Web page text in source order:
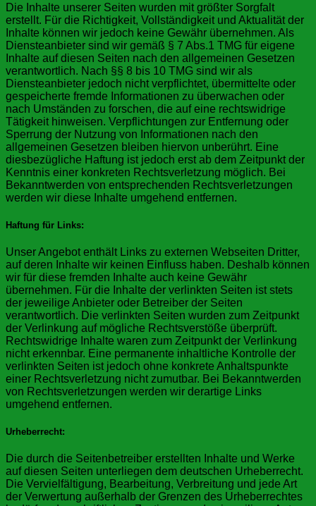
Die Inhalte unserer Seiten wurden mit größter Sorgfalt
erstellt. Für die Richtigkeit, Vollständigkeit und Aktualität der
Inhalte können wir jedoch keine Gewähr übernehmen. Als
Diensteanbieter sind wir gemäß § 7 Abs.1 TMG für eigene
Inhalte auf diesen Seiten nach den allgemeinen Gesetzen
verantwortlich. Nach §§ 8 bis 10 TMG sind wir als
Diensteanbieter jedoch nicht verpflichtet, übermittelte oder
gespeicherte fremde Informationen zu überwachen oder
nach Umständen zu forschen, die auf eine rechtswidrige
Tätigkeit hinweisen. Verpflichtungen zur Entfernung oder
Sperrung der Nutzung von Informationen nach den
allgemeinen Gesetzen bleiben hiervon unberührt. Eine
diesbezügliche Haftung ist jedoch erst ab dem Zeitpunkt der
Kenntnis einer konkreten Rechtsverletzung möglich. Bei
Bekanntwerden von entsprechenden Rechtsverletzungen
werden wir diese Inhalte umgehend entfernen.
Haftung für Links:
Unser Angebot enthält Links zu externen Webseiten Dritter,
auf deren Inhalte wir keinen Einfluss haben. Deshalb können
wir für diese fremden Inhalte auch keine Gewähr
übernehmen. Für die Inhalte der verlinkten Seiten ist stets
der jeweilige Anbieter oder Betreiber der Seiten
verantwortlich. Die verlinkten Seiten wurden zum Zeitpunkt
der Verlinkung auf mögliche Rechtsverstöße überprüft.
Rechtswidrige Inhalte waren zum Zeitpunkt der Verlinkung
nicht erkennbar. Eine permanente inhaltliche Kontrolle der
verlinkten Seiten ist jedoch ohne konkrete Anhaltspunkte
einer Rechtsverletzung nicht zumutbar. Bei Bekanntwerden
von Rechtsverletzungen werden wir derartige Links
umgehend entfernen.
Urheberrecht:
Die durch die Seitenbetreiber erstellten Inhalte und Werke
auf diesen Seiten unterliegen dem deutschen Urheberrecht.
Die Vervielfältigung, Bearbeitung, Verbreitung und jede Art
der Verwertung außerhalb der Grenzen des Urheberrechtes